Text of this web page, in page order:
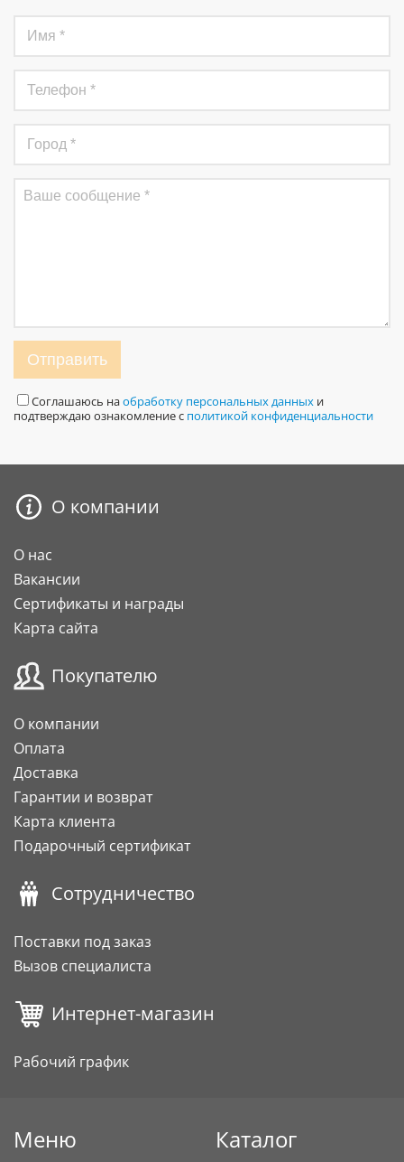
Отправить
Соглашаюсь наобработку персональных данных и
подтверждаю ознакомление с политикой конфиденциальности
О компании
О нас
Вакансии
Сертификаты и награды
Карта сайта
Покупателю
О компании
Оплата
Доставка
Гарантии и возврат
Карта клиента
Подарочный сертификат
Сотрудничество
Поставки под заказ
Вызов специалиста
Интернет-магазин
Рабочий график
Меню Каталог